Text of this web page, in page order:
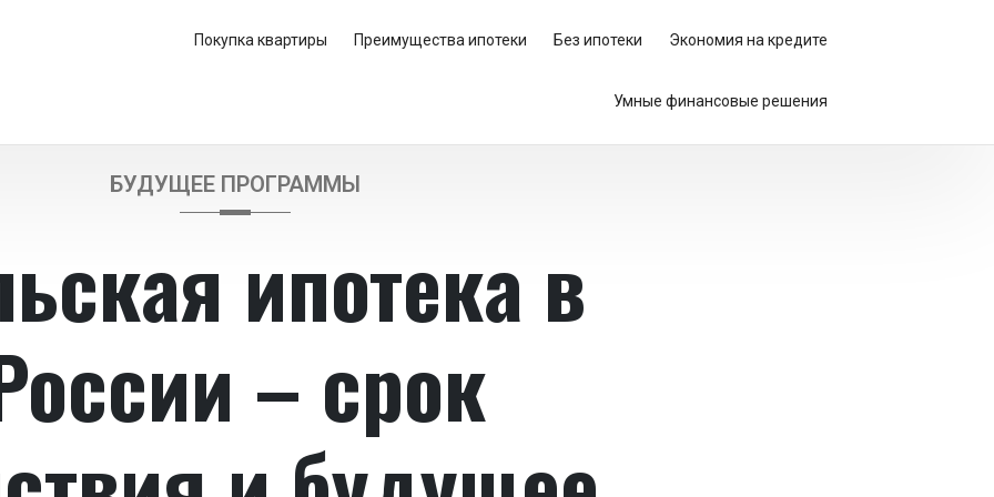
Покупка квартиры Преимущества ипотеки Без ипотеки Экономия на кредите
Умные финансовые решения
БУДУЩЕЕ ПРОГРАММЫ
ипотека в
– срок